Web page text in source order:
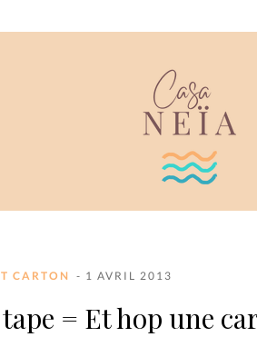
CARTON - 1 AVRIL 2013
= Et hop une